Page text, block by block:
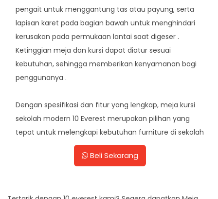
pengait untuk menggantung tas atau payung, serta
lapisan karet pada bagian bawah untuk menghindari
kerusakan pada permukaan lantai saat digeser .
Ketinggian meja dan kursi dapat diatur sesuai
kebutuhan, sehingga memberikan kenyamanan bagi
penggunanya .
Dengan spesifikasi dan fitur yang lengkap, meja kursi
sekolah modern 10 Everest merupakan pilihan yang
tepat untuk melengkapi kebutuhan furniture di sekolah
Beli Sekarang